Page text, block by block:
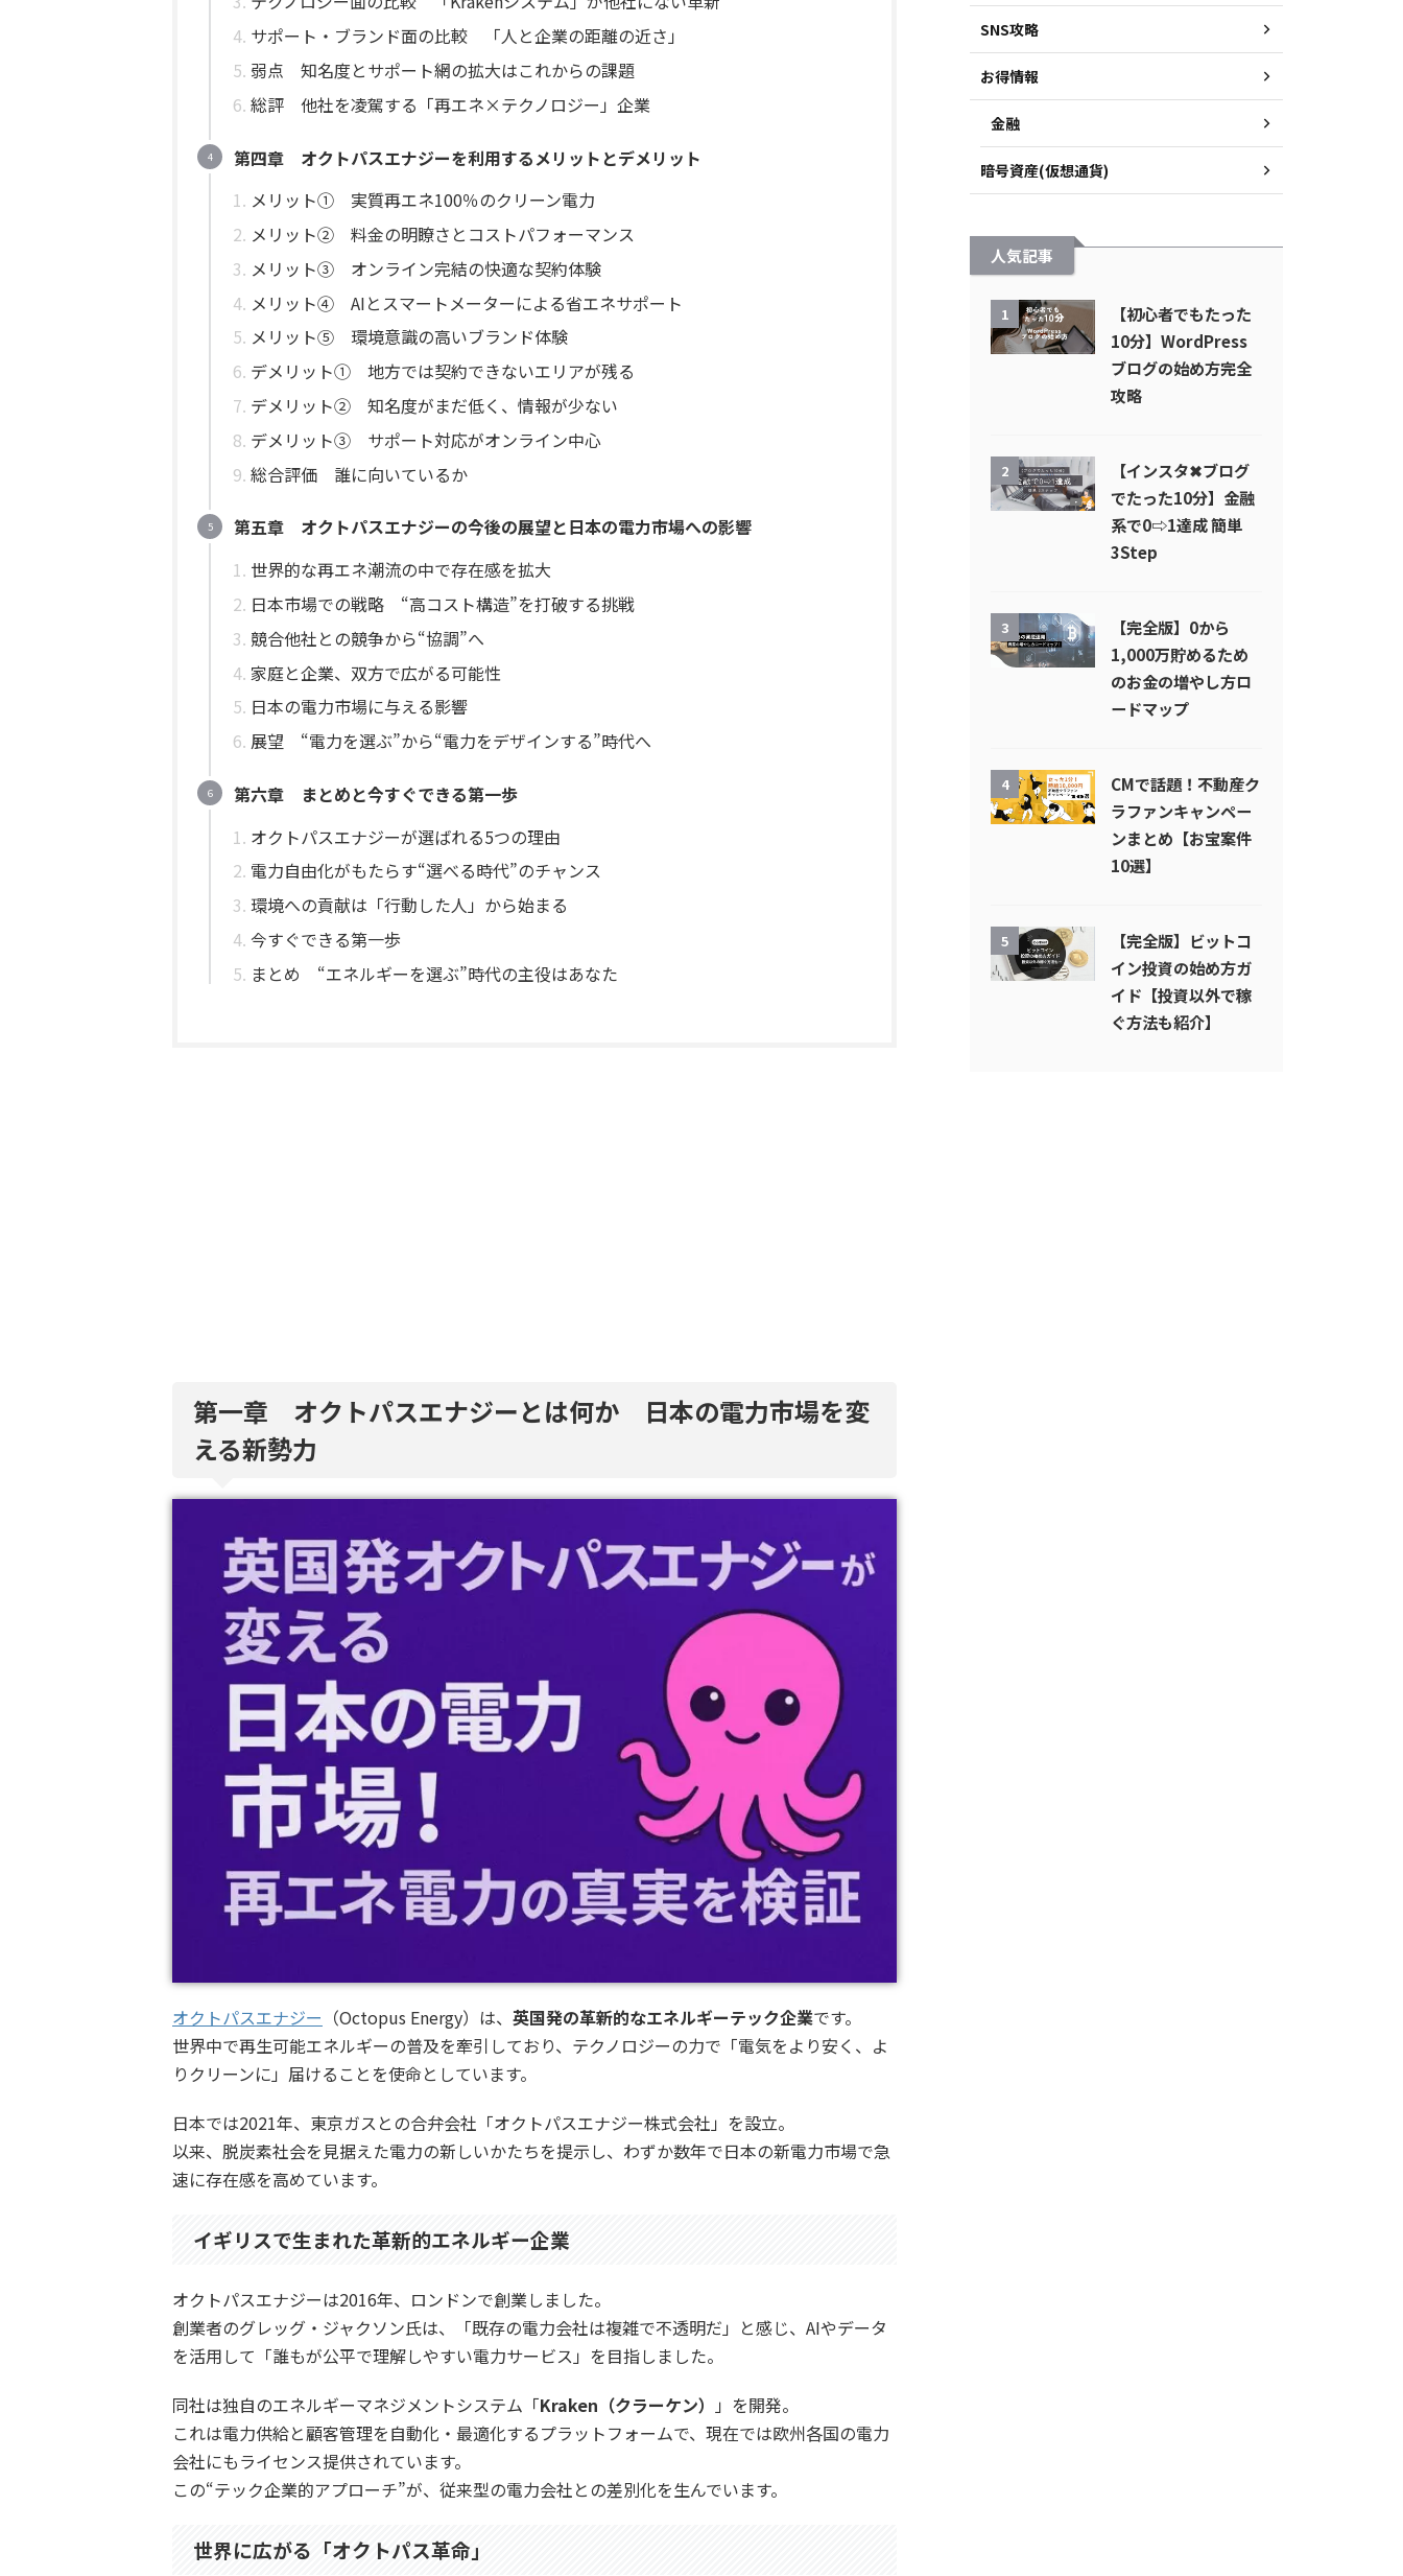
サポート・ブランド面の比較 「人と企業の距離の近さ」
弱点 知名度とサポート網の拡大はこれからの課題
総評 他社を凌駕する「再エネ×テクノロジー」企業
第四章 オクトパスエナジーを利用するメリットとデメリット
メリット① 実質再エネ100％のクリーン電力
メリット② 料金の明瞭さとコストパフォーマンス
メリット③ オンライン完結の快適な契約体験
メリット④ AIとスマートメーターによる省エネサポート
メリット⑤ 環境意識の高いブランド体験
デメリット① 地方では契約できないエリアが残る
デメリット② 知名度がまだ低く、情報が少ない
デメリット③ サポート対応がオンライン中心
総合評価 誰に向いているか
第五章 オクトパスエナジーの今後の展望と日本の電力市場への影響
世界的な再エネ潮流の中で存在感を拡大
日本市場での戦略 “高コスト構造”を打破する挑戦
競合他社との競争から“協調”へ
家庭と企業、双方で広がる可能性
日本の電力市場に与える影響
展望 “電力を選ぶ”から“電力をデザインする”時代へ
第六章 まとめと今すぐできる第一歩
オクトパスエナジーが選ばれる5つの理由
電力自由化がもたらす“選べる時代”のチャンス
環境への貢献は「行動した人」から始まる
今すぐできる第一歩
まとめ “エネルギーを選ぶ”時代の主役はあなた
第一章 オクトパスエナジーとは何か 日本の電力市場を変
える新勢力
オクトパスエナジー （Octopus Energy）は、 英国発の革新的なエネルギーテック企業です。
世界中で再生可能エネルギーの普及を牽引しており、テクノロジーの力で「電気をより安く、よ
りクリーンに」届けることを使命としています。
日本では2021年、東京ガスとの合弁会社「オクトパスエナジー株式会社」を設立。
以来、脱炭素社会を見据えた電力の新しいかたちを提示し、わずか数年で日本の新電力市場で急
速に存在感を高めています。
イギリスで生まれた革新的エネルギー企業
オクトパスエナジーは2016年、ロンドンで創業しました。
創業者のグレッグ・ジャクソン氏は、「既存の電力会社は複雑で不透明だ」と感じ、AIやデータ
を活用して「誰もが公平で理解しやすい電力サービス」を目指しました。
同社は独自のエネルギーマネジメントシステム「Kraken（クラーケン）
」を開発。
これは電力供給と顧客管理を自動化・最適化するプラットフォームで、現在では欧州各国の電力
会社にもライセンス提供されています。
この“テック企業的アプローチ”が、従来型の電力会社との差別化を生んでいます。
世界に広がる「オクトパス革命」
SNS攻略
お得情報
金融
暗号資産(仮想通貨)
人気記事
1
【初心者でもたった
10分】WordPress
ブログの始め方完全
攻略
2
【インスタ✖︎ブログ
でたった10分】金融
系で0⇨1達成 簡単
3Step
3
【完全版】0から
1,000万貯めるため
のお金の増やし方ロ
ードマップ
4
CMで話題！不動産ク
ラファンキャンペー
ンまとめ【お宝案件
10選】
5
【完全版】ビットコ
イン投資の始め方ガ
イド【投資以外で稼
ぐ方法も紹介】